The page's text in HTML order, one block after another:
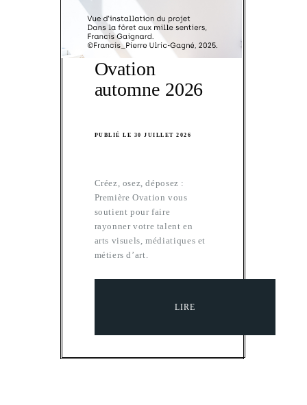
Appel de
projets -
Première
Ovation
automne 2026
PUBLIÉ LE 30 JUILLET 2026
Créez, osez, déposez :
Première Ovation vous
soutient pour faire
rayonner votre talent en
arts visuels, médiatiques et
métiers d’art.
LIRE